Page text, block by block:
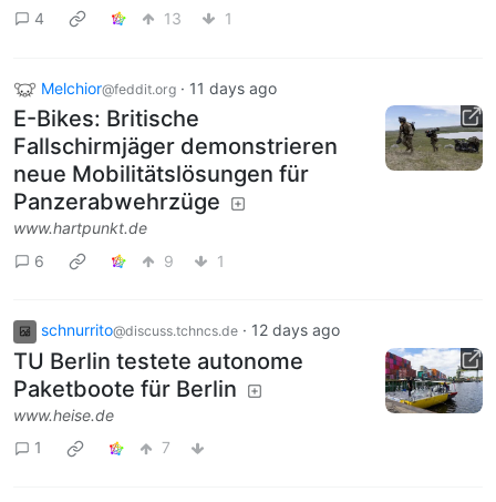
4
13 1
Melchior@feddit.org · 11 days ago
E-Bikes: Britische
Fallschirmjäger demonstrieren
neue Mobilitätslösungen für
Panzerabwehrzüge
www.hartpunkt.de
6
9 1
schnurrito@discuss.tchncs.de · 12 days ago
TU Berlin testete autonome
Paketboote für Berlin
www.heise.de
1
7